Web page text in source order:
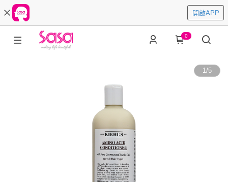
開啟APP
0
1/5